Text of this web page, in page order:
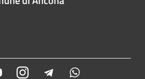
YoutubeInstagram Telegram